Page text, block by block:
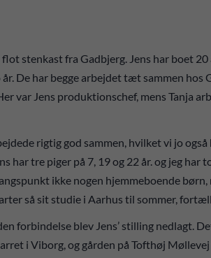
stenkast fra Gadbjerg. Jens har boet
De har begge arbejdet tæt sammen hos
var Jens produktionschef, mens Tanja
rigtig god sammen, hvilket vi jo
har tre piger på 7, 19 og 22 år. og jeg har
ikke nogen hjemmeboende
så sit studie i Aarhus til sommer,
forbindelse blev Jens’ stilling nedlagt.
i Viborg, og gården på Tofthøj